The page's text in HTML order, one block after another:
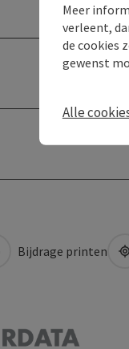
Bijdrage printen
Meer
verleent,
de cookies
gewenst
Alle